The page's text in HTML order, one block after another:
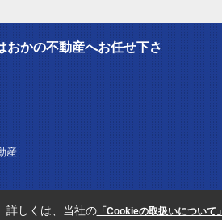
おかの不動産へお任せ下さ
産
詳しくは、当社の「Cookieの取扱いについて」